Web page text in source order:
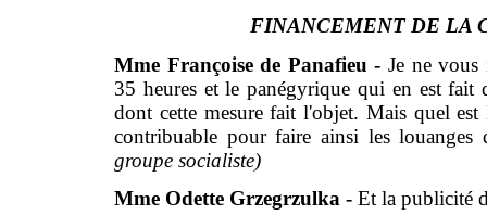
FINANCEMENT DE LA
Mme Françoise de Panafieu - Je ne vous
35 heures et le panégyrique qui en est fait
dont cette mesure fait l'objet. Mais quel
contribuable pour faire ainsi les
groupe socialiste)
Mme Odette Grzegrzulka - Et la publicité